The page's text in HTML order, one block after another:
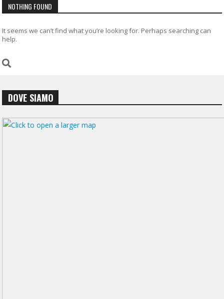
NOTHING FOUND
It seems we can’t find what you’re looking for. Perhaps searching can
help.
DOVE SIAMO